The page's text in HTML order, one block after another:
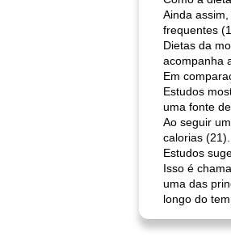
Ainda
frequentes
Dietas da
acompanha
Em
Estudos
uma fonte
Ao seguir
calorias (21).
Estudos
Isso é
uma das
longo do